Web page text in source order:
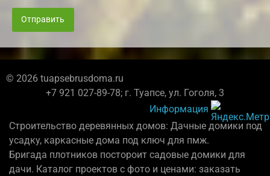
Отправить
© 2026 tuapsebrusdoma.ru
+7 921 027-89-78; г. Туапсе, ул. Гоголя, 3
Информация
Строительство деревянных домов: Дачные домики под
усадку, каркасные дома под ключ для пмж.
Бригада плотников постороит садовые домики для
дачи. Каталог проектов с фото и ценами: заказать